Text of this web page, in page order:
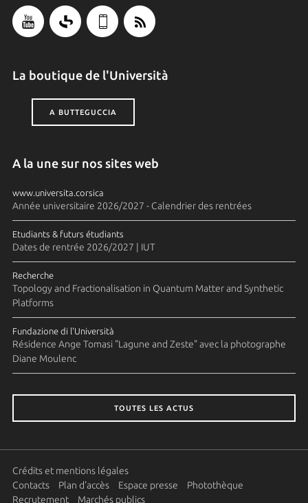
La boutique de l'Università
A BUTTEGUCCIA
A la une sur nos sites web
www.universita.corsica
Année universitaire 2026/2027 - Calendrier des rentrées
Etudiants & futurs étudiants
Dates de rentrée 2026/2027 | IUT
Recherche
Topology and Fractionalisation in Quantum Matter and Synthetic
Platforms
Fundazione di l'Università
Résidence Ange Tomasi "Lagune and Zeste" avec la photographe
Diane Moulenc
TOUTES LES ACTUS
Crédits et mentions légales
Contacts
Plan d'accès Espace presse
Photothèque
Recrutement
Marchés publics